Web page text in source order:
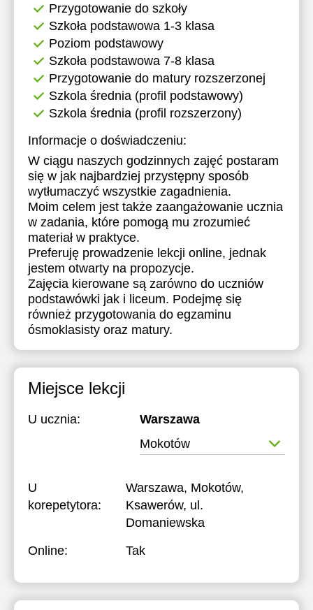
Przygotowanie do szkoły
Szkoła podstawowa 1-3 klasa
Poziom podstawowy
Szkoła podstawowa 7-8 klasa
Przygotowanie do matury rozszerzonej
Szkola średnia (profil podstawowy)
Szkola średnia (profil rozszerzony)
Informacje o doświadczeniu:
W ciągu naszych godzinnych zajęć postaram
się w jak najbardziej przystępny sposób
wytłumaczyć wszystkie zagadnienia.
Moim celem jest także zaangażowanie ucznia
w zadania, które pomogą mu zrozumieć
materiał w praktyce.
Preferuję prowadzenie lekcji online, jednak
jestem otwarty na propozycje.
Zajęcia kierowane są zarówno do uczniów
podstawówki jak i liceum. Podejmę się
również przygotowania do egzaminu
ósmoklasisty oraz matury.
Miejsce lekcji
U ucznia:
Warszawa
Mokotów
U
korepetytora:
Warszawa, Mokotów,
Ksawerów, ul.
Domaniewska
Online:
Tak
17:00
17:30
18:00
18:30
19:00
17:00
17:30
18:00
18:30
19:00
17:00
17:30
18:00
18:30
19:00
19:30
20:00